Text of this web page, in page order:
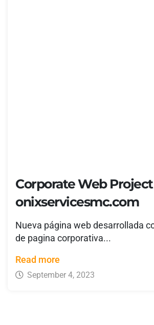
Corporate Web Project
onixservicesmc.com
Nueva página web desarrollada
de pagina corporativa...
Read more
September 4, 2023